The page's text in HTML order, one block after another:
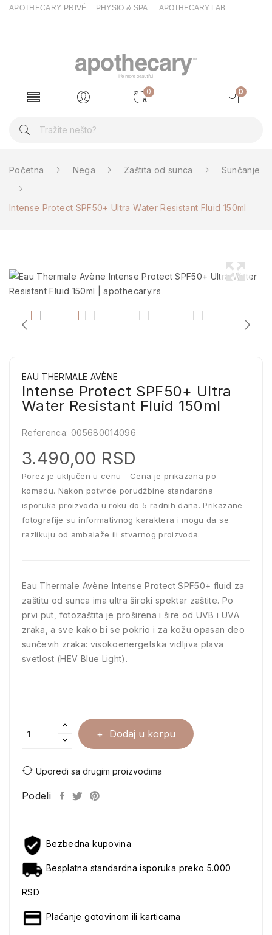
APOTHECARY PRIVÉ PHYSIO & SPA APOTHECARY LAB
0 0
Početna Nega Zaštita od sunca Sunčanje
Intense Protect SPF50+ Ultra Water Resistant Fluid 150ml
EAU THERMALE AVÈNE
Intense Protect SPF50+ Ultra
Water Resistant Fluid 150ml
Referenca: 005680014096
3.490,00 RSD
Porez je uključen u cenu
Cena je prikazana po
komadu. Nakon potvrde porudžbine standardna
isporuka proizvoda u roku do 5 radnih dana. Prikazane
fotografije su informativnog karaktera i mogu da se
razlikuju od ambalaže ili stvarnog proizvoda.
Eau Thermale Avène Intense Protect SPF50+ fluid za
zaštitu od sunca ima ultra široki spektar zaštite. Po
prvi put, fotozaštita je proširena i šire od UVB i UVA
zraka, a sve kako bi se pokrio i za kožu opasan deo
sunčevih zraka: visokoenergetska vidljiva plava
svetlost (HEV Blue Light).
Dodaj u korpu
Uporedi sa drugim proizvodima
Podeli
Bezbedna kupovina
Besplatna standardna isporuka preko 5.000
RSD
Plaćanje gotovinom ili karticama